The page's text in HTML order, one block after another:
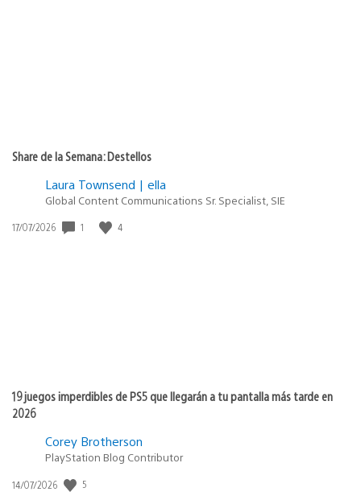
Share de la Semana: Destellos
Laura Townsend | ella
Global Content Communications Sr. Specialist, SIE
Fecha
17/07/2026 1 4
19 juegos imperdibles de PS5 que llegarán a tu pantalla más tarde en
2026
Corey Brotherson
PlayStation Blog Contributor
Fecha
14/07/2026 5